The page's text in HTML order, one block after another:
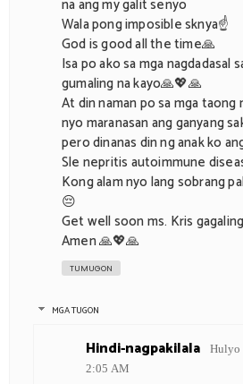
na ang my galit senyo
Wala pong imposible sknya☝️
God is good all the time🙏
Isa po ako sa mga nagdadasal
gumaling na kayo🙏💖🙏
At din naman po sa mga taong
nyo maranasan ang ganyang
pero dinanas din ng anak ko
Sle nepritis autoimmune
Kong alam nyo lang sobrang
😔
Get well soon ms. Kris
Amen 🙏💖🙏
TUMUGON
MGA TUGON
Hindi-nagpakilala
Hulyo
2:05 AM